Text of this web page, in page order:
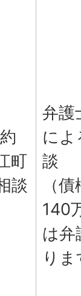
町
談
弁護
によ
談
（
140
は弁
り